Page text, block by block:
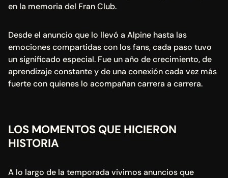
en la memoria del Fran Club.
Desde el anuncio que lo llevó a Alpine hasta las
emociones compartidas con los fans, cada paso tuvo
un significado especial. Fue un año de crecimiento, de
aprendizaje constante y de una conexión cada vez más
fuerte con quienes lo acompañan carrera a carrera.
LOS MOMENTOS QUE HICIERON
HISTORIA
A lo largo de la temporada vivimos anuncios que